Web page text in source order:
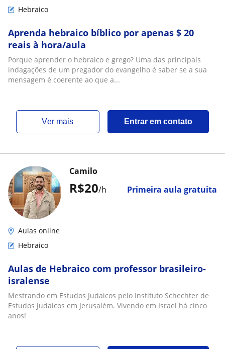
Hebraico
Aprenda hebraico bíblico por apenas $ 20
reais à hora/aula
Porque aprender o hebraico e grego? Uma das principais
indagações de um pregador do evangelho é saber se a sua
mensagem é coerente ao que a...
ver mais Entrar em contato
R$20/h Primeira aula gratuita
Camilo
Aulas online
Hebraico
Aulas de Hebraico com professor brasileiro-
isralense
Mestrando em Estudos Judaicos pelo Instituto Schechter de
Estudos Judaicos em Jerusalém. Vivendo em Israel há cinco
anos!